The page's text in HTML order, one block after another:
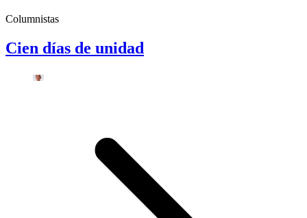
Columnistas
Cien días de unidad